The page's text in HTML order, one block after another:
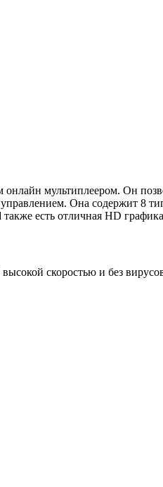
мультиплеером. Он
Она содержит 8
также есть отличная HD
скоростью и без